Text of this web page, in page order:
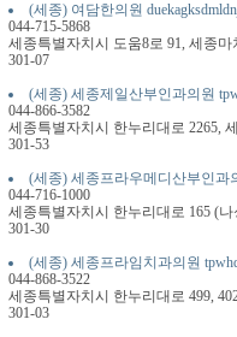
(세종) 여담한의원
044-715-5868
세종특별자치시 도움8로 91, 세종마
301-07
(세종) 세종제일산부인과의원
044-866-3582
세종특별자치시 한누리대로 2265,
301-53
(세종) 세종프라우메디산부인과
044-716-1000
세종특별자치시 한누리대로 165 (
301-30
(세종) 세종프라임치과의원
044-868-3522
세종특별자치시 한누리대로 499,
301-03